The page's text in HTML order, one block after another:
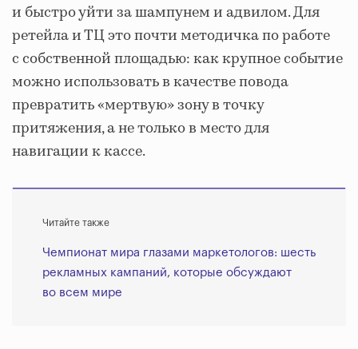
и быстро уйти за шампунем и адвилом. Для
ретейла и ТЦ это почти методичка по работе
с собственной площадью: как крупное событие
можно использовать в качестве повода
превратить «мертвую» зону в точку
притяжения, а не только в место для
навигации к кассе.
Читайте также
Чемпионат мира глазами маркетологов: шесть
рекламных кампаний, которые обсуждают
во всем мире